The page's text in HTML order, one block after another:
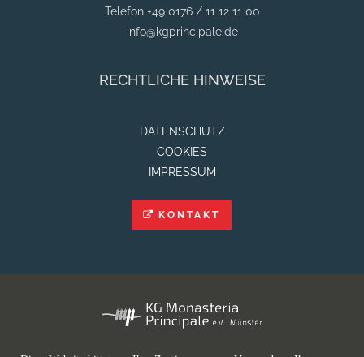
Telefon +49 0176 / 11 12 11 00
info@kgprincipale.de
RECHTLICHE HINWEISE
DATENSCHUTZ
COOKIES
IMPRESSUM
KONTAKT